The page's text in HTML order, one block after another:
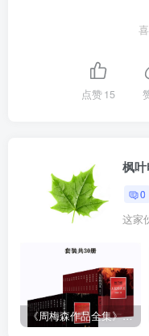
点赞15
枫
0
这家
《周梅森作品全集》[共30册]